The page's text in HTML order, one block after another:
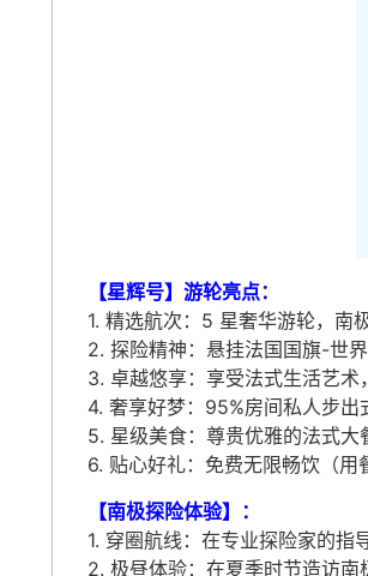
【星辉号】游轮亮点：
1. 精选航次：5 星奢华游轮，南
2. 探险精神：悬挂法国国旗-世
3. 卓越悠享：享受法式生活艺术
4. 奢享好梦：95%房间私人步出
5. 星级美食：尊贵优雅的法式大
6. 贴心好礼：免费无限畅饮（用
【南极探险体验】：
1. 穿圈航线：在专业探险家的指
2. 极昼体验：在夏季时节造访南